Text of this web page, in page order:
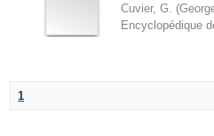
Cuvier, G.
Encyclopédique
1